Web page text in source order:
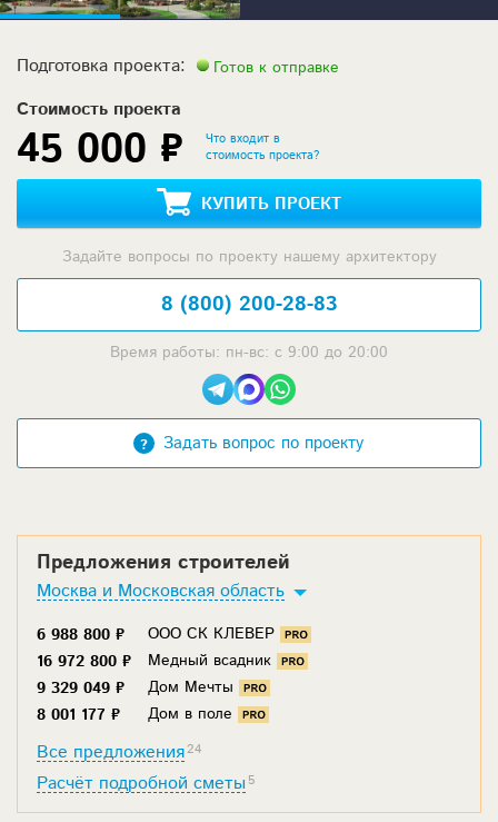
Подготовка проекта: Готов к отправке
Стоимость проекта
45 000 ₽
Что входит в
стоимость проекта?
КУПИТЬ ПРОЕКТ
Задайте вопросы по проекту нашему архитектору
8 (800) 200-28-83
Время работы: пн-вс: с 9:00 до 20:00
Задать вопрос по проекту
Предложения строителей
Москва и Московская область
6 988 800 ₽
ООО СК КЛЕВЕР
16 972 800 ₽
Медный всадник
9 329 049 ₽
Дом Мечты
8 001 177 ₽
Дом в поле
Все предложения24
Расчёт подробной сметы 5